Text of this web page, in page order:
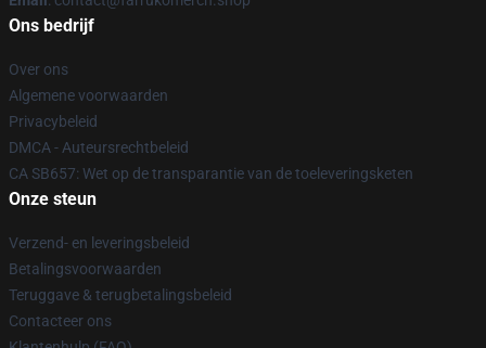
Ons bedrijf
Over ons
Algemene voorwaarden
Privacybeleid
DMCA - Auteursrechtbeleid
CA SB657: Wet op de transparantie van de toeleveringsketen
Onze steun
Verzend- en leveringsbeleid
Betalingsvoorwaarden
Teruggave & terugbetalingsbeleid
Contacteer ons